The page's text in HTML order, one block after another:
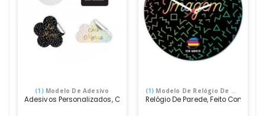
(1)Modelo De Adesivo
Adesivos Personalizados, Confeccionados Em Vinil Especial, Que
(1) Modelo De Relógio De Parede
Relógio De Parede, Feito Com